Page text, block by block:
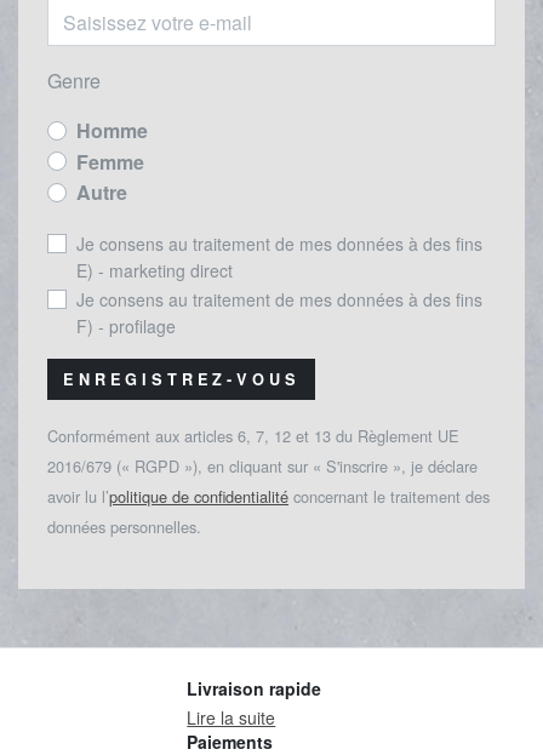
Genre
Homme
Femme
Autre
Je consens au traitement de mes données à des fins
E) - marketing direct
Je consens au traitement de mes données à des fins
F) - profilage
ENREGISTREZ-VOUS
Conformément aux articles 6, 7, 12 et 13 du Règlement UE
2016/679 (« RGPD »), en cliquant sur « S'inscrire », je déclare
avoir lu l’politique de confidentialité concernant le traitement des
données personnelles.
Livraison rapide
Lire la suite
Paiements